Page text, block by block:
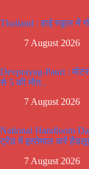
Thailand : हाई स्कूल में
7 August 2026
Devprayag-Pauri : मोटर
से 5 की मौत..
7 August 2026
National Handloom
ट्रेंड में इस्तेमाल करें
7 August 2026